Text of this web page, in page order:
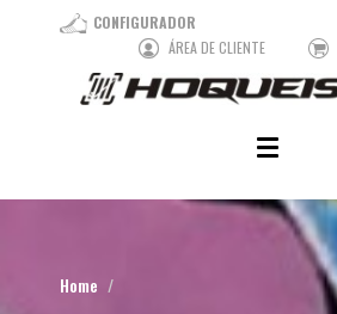
CONFIGURADOR
ÁREA DE CLIENTE
Home